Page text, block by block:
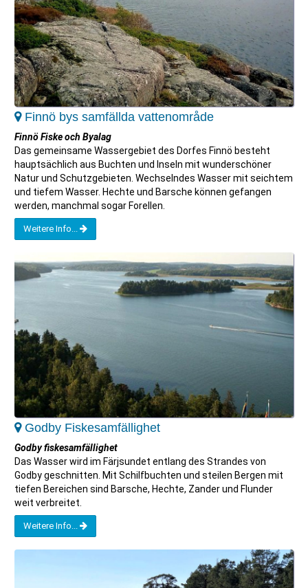
Finnö bys samfällda vattenområde
Finnö Fiske och Byalag
Das gemeinsame Wassergebiet des Dorfes Finnö besteht
hauptsächlich aus Buchten und Inseln mit wunderschöner
Natur und Schutzgebieten. Wechselndes Wasser mit seichtem
und tiefem Wasser. Hechte und Barsche können gefangen
werden, manchmal sogar Forellen.
Weitere Info...
Godby Fiskesamfällighet
Godby fiskesamfällighet
Das Wasser wird im Färjsundet entlang des Strandes von
Godby geschnitten. Mit Schilfbuchten und steilen Bergen mit
tiefen Bereichen sind Barsche, Hechte, Zander und Flunder
weit verbreitet.
Weitere Info...